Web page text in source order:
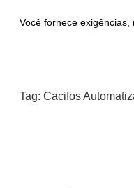
Você fornece
Tag: Cacifos